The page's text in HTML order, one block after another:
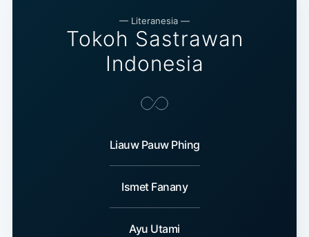
— Literanesia —
Tokoh Sastrawan
Indonesia
Liauw Pauw Phing
Ismet Fanany
Ayu Utami